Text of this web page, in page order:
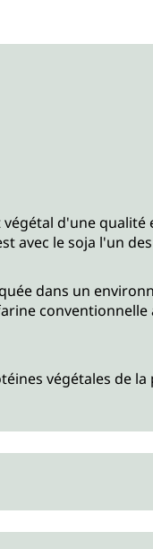
d'une
avec le soja l'un
dans un
végétales de